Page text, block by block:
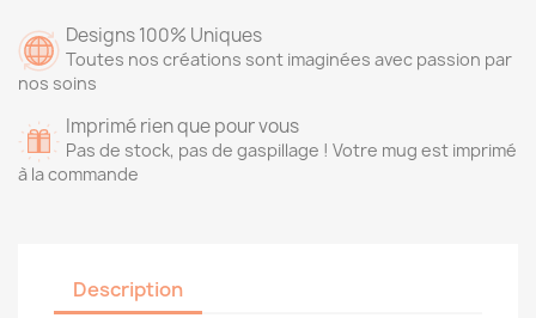
Designs 100% Uniques
Toutes nos créations sont imaginées avec passion par
nos soins
Imprimé rien que pour vous
Pas de stock, pas de gaspillage ! Votre mug est imprimé
à la commande
Description